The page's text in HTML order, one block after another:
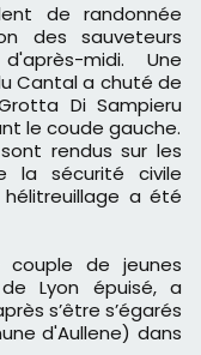
de randonnée
des sauveteurs
midi. Une
Cantal a chuté de
Di Sampieru
le coude gauche.
rendus sur les
la sécurité civile
hélitreuillage a été
couple de jeunes
Lyon épuisé, a
s’être s’égarés
d'Aullene) dans